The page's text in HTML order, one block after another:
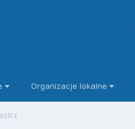
Organizacje lokalne